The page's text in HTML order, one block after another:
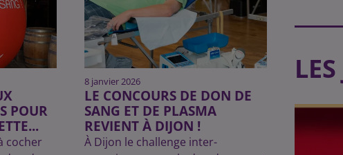
POUR
cocher
8 janvier 2026
LE CONCOURS DE DON DE
SANG ET DE PLASMA
REVIENT À DIJON !
À Dijon le challenge inter-